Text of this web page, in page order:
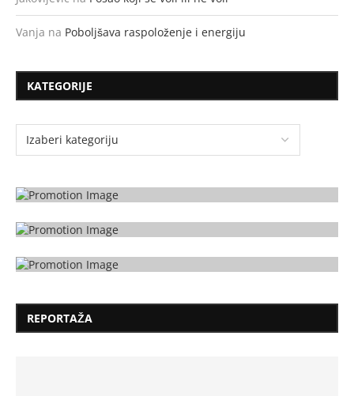
Vanja na Poboljšava raspoloženje i energiju
KATEGORIJE
REPORTAŽA